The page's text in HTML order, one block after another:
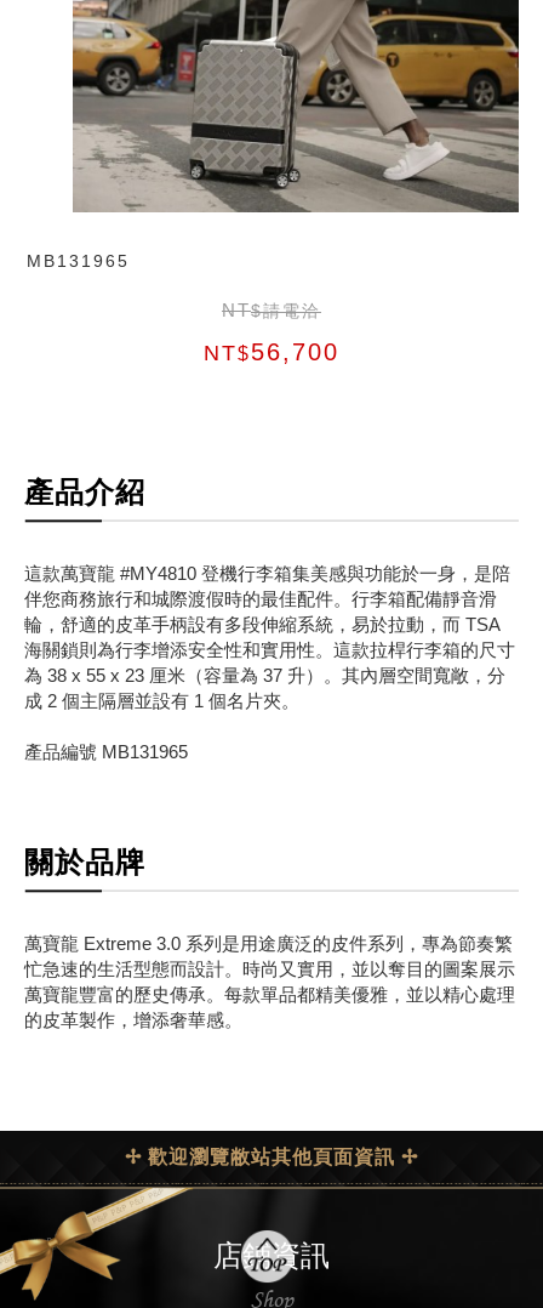
MB131965
NT$請電洽
NT$56,700
產品介紹
這款萬寶龍 #MY4810 登機行李箱集美感與功能於一身，是陪
伴您商務旅行和城際渡假時的最佳配件。行李箱配備靜音滑
輪，舒適的皮革手柄設有多段伸縮系統，易於拉動，而 TSA
海關鎖則為行李增添安全性和實用性。這款拉桿行李箱的尺寸
為 38 x 55 x 23 厘米（容量為 37 升）。其內層空間寬敞，分
成 2 個主隔層並設有 1 個名片夾。
產品編號 MB131965
關於品牌
萬寶龍 Extreme 3.0 系列是用途廣泛的皮件系列，專為節奏繁
忙急速的生活型態而設計。時尚又實用，並以奪目的圖案展示
萬寶龍豐富的歷史傳承。每款單品都精美優雅，並以精心處理
的皮革製作，增添奢華感。
✢ 歡迎瀏覽敝站其他頁面資訊 ✢
店鋪資訊
Shop